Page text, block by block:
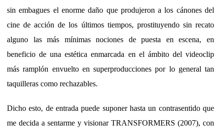
sin embagues el enorme daño que produjeron a los cánones del
cine de acción de los últimos tiempos, prostituyendo sin recato
alguno las más mínimas nociones de puesta en escena, en
beneficio de una estética enmarcada en el ámbito del videoclip
más ramplón envuelto en superproducciones por lo general tan
taquilleras como rechazables.
Dicho esto, de entrada puede suponer hasta un contrasentido que
me decida a sentarme y visionar TRANSFORMERS (2007), con